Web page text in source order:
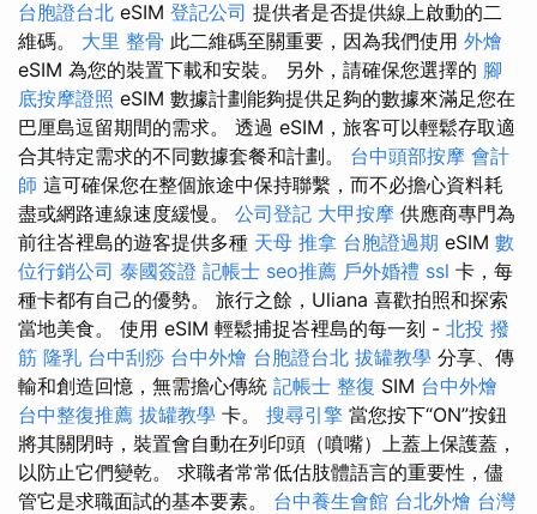
台胞證台北 eSIM 登記公司 提供者是否提供線上啟動的二
維碼。 大里 整骨 此二維碼至關重要，因為我們使用 外燴
eSIM 為您的裝置下載和安裝。 另外，請確保您選擇的 腳
底按摩證照 eSIM 數據計劃能夠提供足夠的數據來滿足您在
巴厘島逗留期間的需求。 透過 eSIM，旅客可以輕鬆存取適
合其特定需求的不同數據套餐和計劃。 台中頭部按摩 會計
師 這可確保您在整個旅途中保持聯繫，而不必擔心資料耗
盡或網路連線速度緩慢。 公司登記 大甲按摩 供應商專門為
前往峇裡島的遊客提供多種 天母 推拿 台胞證過期 eSIM 數
位行銷公司 泰國簽證 記帳士 seo推薦 戶外婚禮 ssl 卡，每
種卡都有自己的優勢。 旅行之餘，Uliana 喜歡拍照和探索
當地美食。 使用 eSIM 輕鬆捕捉峇裡島的每一刻 - 北投 撥
筋 隆乳 台中刮痧 台中外燴 台胞證台北 拔罐教學 分享、傳
輸和創造回憶，無需擔心傳統 記帳士 整復 SIM 台中外燴
台中整復推薦 拔罐教學 卡。 搜尋引擎 當您按下“ON”按鈕
將其關閉時，裝置會自動在列印頭（噴嘴）上蓋上保護蓋，
以防止它們變乾。 求職者常常低估肢體語言的重要性，儘
管它是求職面試的基本要素。 台中養生會館 台北外燴 台灣